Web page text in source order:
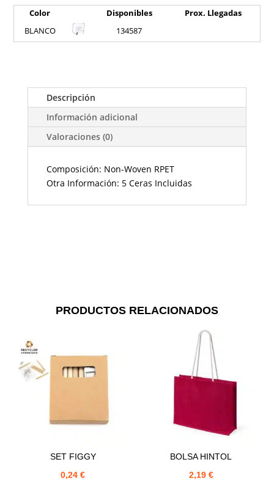
Color Disponibles
Prox. Llegadas
BLANCO
134587
Descripción
Información adicional
Valoraciones (0)
Composición: Non-Woven RPET
Otra Información: 5 Ceras Incluidas
PRODUCTOS RELACIONADOS
SET FIGGY
0,24€
BOLSA HINTOL
2,19 €